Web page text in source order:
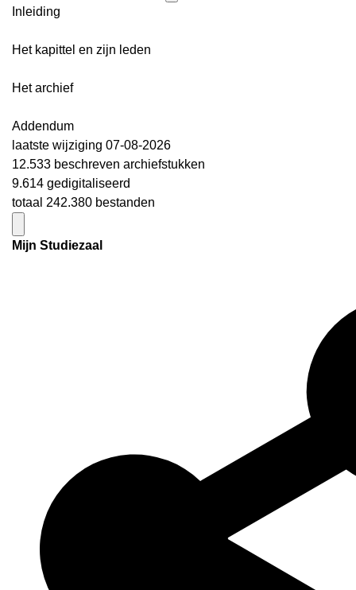
Inleiding
Het kapittel en zijn leden
Het archief
Addendum
laatste wijziging 07-08-2026
12.533 beschreven archiefstukken
9.614 gedigitaliseerd
totaal 242.380 bestanden
Mijn Studiezaal